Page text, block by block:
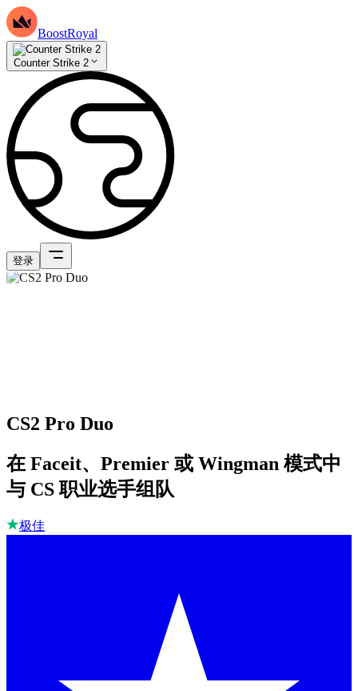
BoostRoyal
Counter Strike 2
登录
CS2 Pro Duo
在 Faceit、Premier 或 Wingman 模式中
与 CS 职业选手组队
极佳